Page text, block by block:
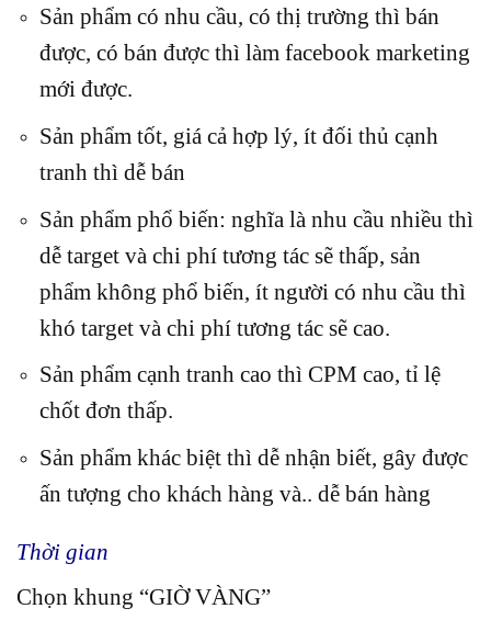
Sản phẩm có nhu cầu, có thị trường thì bán
được, có bán được thì làm facebook marketing
mới được.
Sản phẩm tốt, giá cả hợp lý, ít đối thủ cạnh
tranh thì dễ bán
Sản phẩm phổ biến: nghĩa là nhu cầu nhiều thì
dễ target và chi phí tương tác sẽ thấp, sản
phẩm không phổ biến, ít người có nhu cầu thì
khó target và chi phí tương tác sẽ cao.
Sản phẩm cạnh tranh cao thì CPM cao, tỉ lệ
chốt đơn thấp.
Sản phẩm khác biệt thì dễ nhận biết, gây được
ấn tượng cho khách hàng và.. dễ bán hàng
Thời gian
Chọn khung “GIỜ VÀNG”